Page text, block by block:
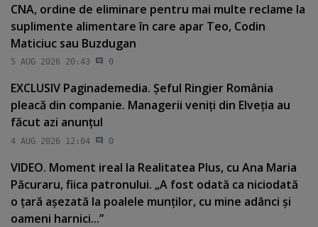
CNA, ordine de eliminare pentru mai multe reclame la
suplimente alimentare în care apar Teo, Codin
Maticiuc sau Buzdugan
5 AUG 2026 20:43 0
EXCLUSIV Paginademedia. Şeful Ringier România
pleacă din companie. Managerii veniţi din Elveţia au
făcut azi anunţul
4 AUG 2026 12:04 0
VIDEO. Moment ireal la Realitatea Plus, cu Ana Maria
Păcuraru, fiica patronului. „A fost odată ca niciodată
o ţară aşezată la poalele munţilor, cu mine adânci şi
oameni harnici...”